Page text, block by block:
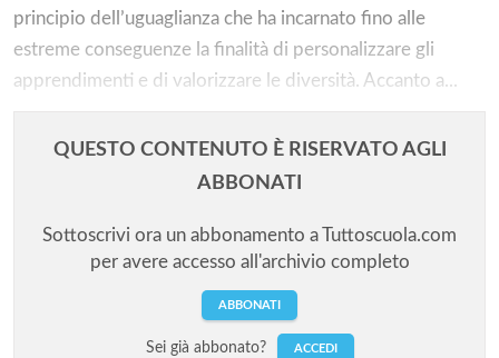
principio dell’uguaglianza che ha incarnato fino alle
estreme conseguenze la finalità di personalizzare gli
apprendimenti e di valorizzare le diversità. Accanto a...
QUESTO CONTENUTO È RISERVATO AGLI
ABBONATI
Sottoscrivi ora un abbonamento a Tuttoscuola.com
per avere accesso all'archivio completo
ABBONATI
Sei già abbonato? ACCEDI